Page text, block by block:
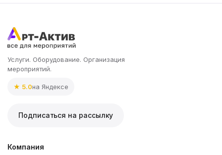
Услуги. Оборудование. Организация
мероприятий.
★ 5.0на Яндексе
Подписаться на рассылку
Компания